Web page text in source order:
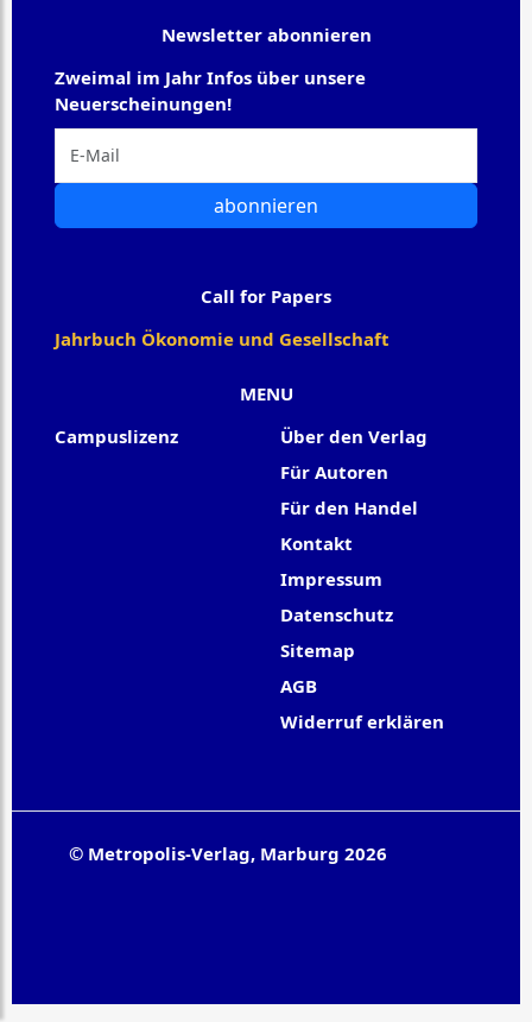
MENU
Campuslizenz
Über den Verlag
Für Autoren
Für den Handel
Kontakt
Impressum
Datenschutz
Sitemap
AGB
Widerruf erklären
Newsletter abonnieren
Zweimal im Jahr Infos über unsere
Neuerscheinungen!
abonnieren
Call for Papers
Jahrbuch Ökonomie und Gesellschaft
© Metropolis-Verlag, Marburg 2026